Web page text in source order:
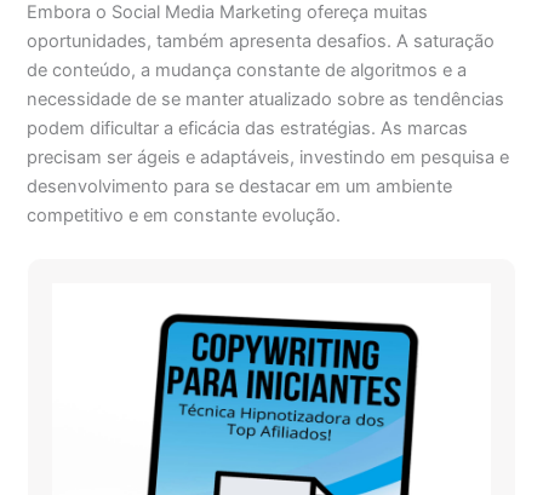
Embora o Social Media Marketing ofereça muitas
oportunidades, também apresenta desafios. A saturação
de conteúdo, a mudança constante de algoritmos e a
necessidade de se manter atualizado sobre as tendências
podem dificultar a eficácia das estratégias. As marcas
precisam ser ágeis e adaptáveis, investindo em pesquisa e
desenvolvimento para se destacar em um ambiente
competitivo e em constante evolução.